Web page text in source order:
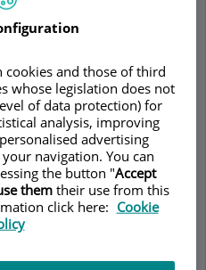
camina por un proceso
en su precisión,
y control
apoyándose en
and those of third
whose legislation does not
of data protection) for
analysis, improving
advertising
navigation. You can
the button "Accept
them their use from this
click here: Cookie